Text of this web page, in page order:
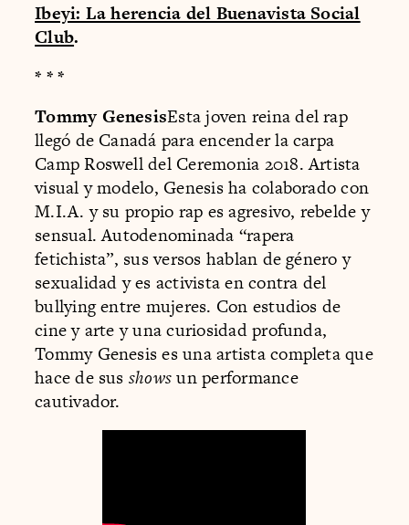
Ibeyi: La herencia del Buenavista Social
Club.
* * *
Tommy GenesisEsta joven reina del rap
llegó de Canadá para encender la carpa
Camp Roswell del Ceremonia 2018. Artista
visual y modelo, Genesis ha colaborado con
M.I.A. y su propio rap es agresivo, rebelde y
sensual. Autodenominada “rapera
fetichista”, sus versos hablan de género y
sexualidad y es activista en contra del
bullying entre mujeres. Con estudios de
cine y arte y una curiosidad profunda,
Tommy Genesis es una artista completa que
hace de sus showsun performance
cautivador.